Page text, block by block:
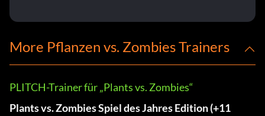
More Pflanzen vs. Zombies Trainers
PLITCH-Trainer für „Plants vs. Zombies“
Plants vs. Zombies Spiel des Jahres Edition (+11